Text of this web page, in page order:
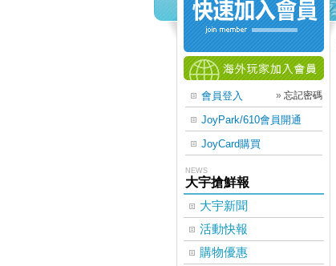
會員登入 » 忘記密碼
JoyPark/610會員開通
JoyCard購買
NEWS
大宇搶鮮報
大宇新聞
活動快報
購物優惠